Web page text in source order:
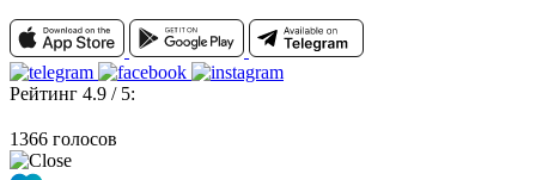
Рейтинг 4.9 / 5:
1366 голосов